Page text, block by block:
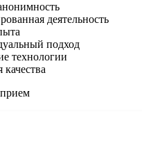
деятельность
подход
технологии
качества
прием